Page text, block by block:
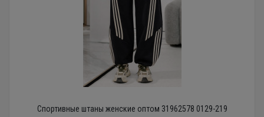
Спортивные штаны женские оптом 31962578 0129-219